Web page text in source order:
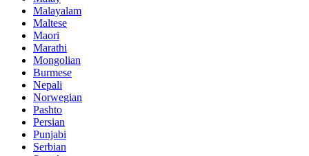
Malayalam
Maltese
Maori
Marathi
Mongolian
Burmese
Nepali
Norwegian
Pashto
Persian
Punjabi
Serbian